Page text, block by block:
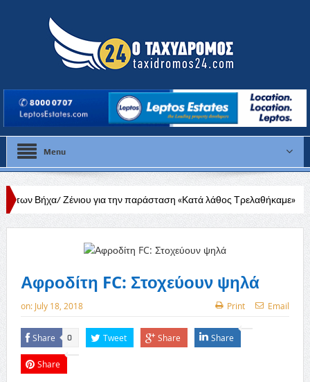
Menu
για την παράσταση «Κατά λάθος Τρελαθήκαμε» Σε λιγότερο
Αφροδίτη FC: Στοχεύουν ψηλά
on: July 18, 2018 Print Email
Share 0 Tweet Share Share
Share